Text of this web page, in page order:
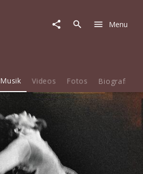
Menu
Musik Videos Fotos Biografie